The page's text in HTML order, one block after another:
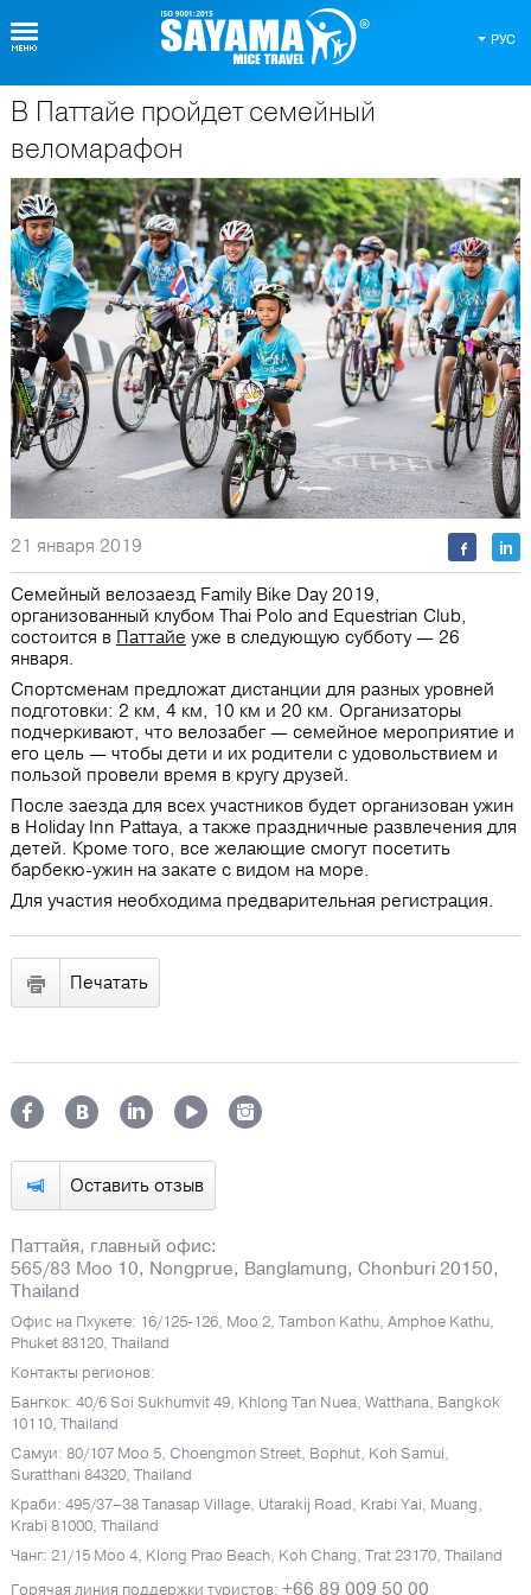
РУС
О Таиланде
Оставить отзыв
Паттайя, главный офис:
565/83 Moo 10, Nongprue, Banglamung, Chonburi 20150,
Thailand
Офис на Пхукете: 16/125-126, Moo 2, Tambon Kathu, Amphoe Kathu,
Phuket 83120, Thailand
Контакты регионов:
Бангкок: 40/6 Soi Sukhumvit 49, Khlong Tan Nuea, Watthana, Bangkok
10110, Thailand
Самуи: 80/107 Moo 5, Choengmon Street, Bophut, Koh Samui,
Suratthani 84320, Thailand
Краби: 495/37–38 Tanasap Village, Utarakij Road, Krabi Yai, Muang,
Krabi 81000, Thailand
Чанг: 21/15 Moo 4, Klong Prao Beach, Koh Chang, Trat 23170, Thailand
Горячая линия поддержки туристов: +66 89 009 50 00
В Паттайе пройдет семейный
веломарафон
21 января 2019
Семейный велозаезд Family Bike Day 2019,
организованный клубом Thai Polo and Equestrian Club,
состоится в Паттайе уже в следующую субботу — 26
января.
Спортсменам предложат дистанции для разных уровней
подготовки: 2 км, 4 км, 10 км и 20 км. Организаторы
подчеркивают, что велозабег — семейное мероприятие и
его цель — чтобы дети и их родители с удовольствием и
пользой провели время в кругу друзей.
После заезда для всех участников будет организован ужин
в Holiday Inn Pattaya, а также праздничные развлечения для
детей. Кроме того, все желающие смогут посетить
барбекю-ужин на закате с видом на море.
Для участия необходима предварительная регистрация.
Печатать